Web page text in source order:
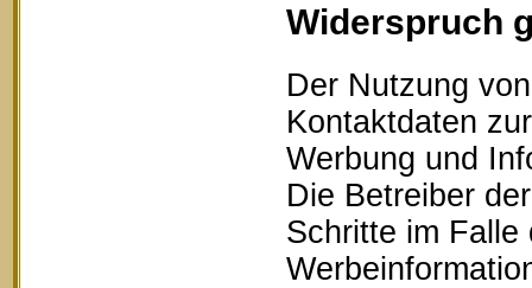
Widerspruch
Der Nutzung
Kontaktdaten
Werbung und
Die Betreiber
Schritte im Falle